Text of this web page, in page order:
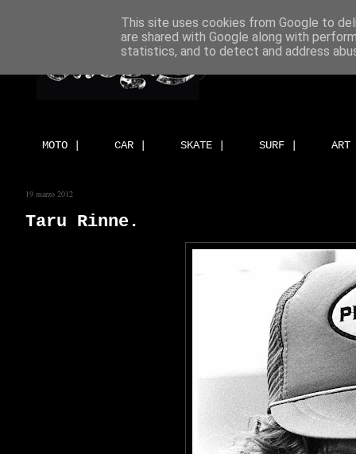
MOTO | CAR | SKATE | SURF |
19 marzo 2012
Taru Rinne.
This site uses cookies from Google to
are shared with Google along with
statistics, and to detect and address